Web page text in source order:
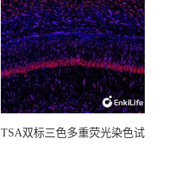
TSA双标三色多重荧光染色试